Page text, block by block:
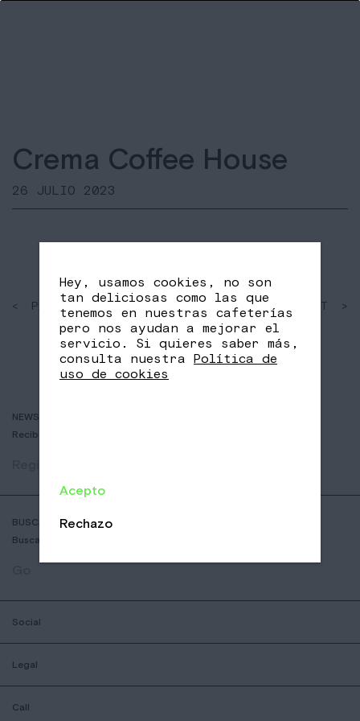
Crema Coffee House
26 JULIO 2023
< PAST
SHARE
FB
TW
NEXT >
NEWSLETTER
Recibe historias de cafés delicosos y las últimas novedades.
BUSCADOR DE COFFESSHOPS
Busca la tienda Nomad más cercana
Social
Legal
Call
Hey, usamos cookies, no son
tan deliciosas como las que
tenemos en nuestras cafeterías
pero nos ayudan a mejorar el
servicio. Si quieres saber más,
consulta nuestra Política de
uso de cookies
Acepto
Rechazo